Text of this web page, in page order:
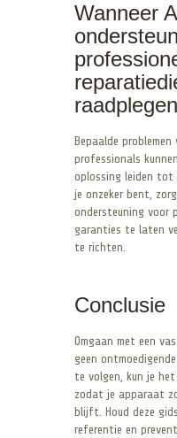
Wanneer
raadplegen
Bepaalde
professionals
oplossing leiden tot
je onzeker bent,
ondersteuning voor
garanties te laten
te richten.
Conclusie
Omgaan met een
geen
te volgen, kun je
zodat je apparaat
blijft. Houd deze
referentie en